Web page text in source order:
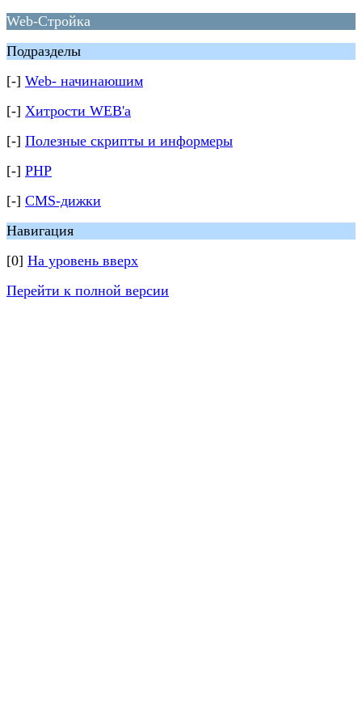
Web-Стройка
Подразделы
[-] Web- начинаюшим
[-] Хитрости WEB'а
[-] Полезные скрипты и информеры
[-] PHP
[-] CMS-дижки
Навигация
[0] На уровень вверх
Перейти к полной версии